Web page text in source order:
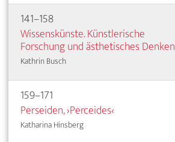
141–158
Wissenskünste. Künstlerische
Forschung und ästhetisches Denken
Kathrin Busch
159–171
Perseiden, ›Perceides‹
Katharina Hinsberg